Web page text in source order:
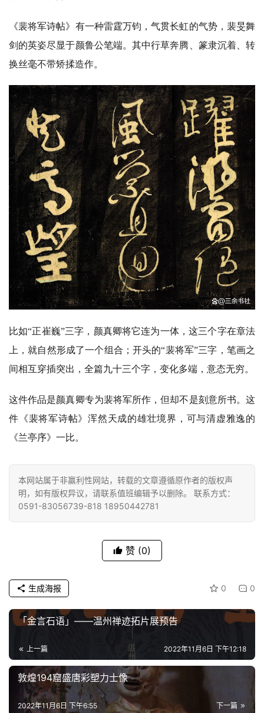
物
寺
院
巡
视
频
纪
佛
教
法
规
免
声
明
《裴将军诗帖》有一种雷霆万钧，气贯长虹的气势，裴旻舞
剑的英姿尽显于颜鲁公笔端。其中行草奔腾、篆隶沉着、转
换丝毫不带矫揉造作。
比如“正崔巍”三字，颜真卿将它连为一体，这三个字在章法
上，就自然形成了一个组合；开头的“裴将军”三字，笔画之
间相互穿插突出，全篇九十三个字，变化多端，意态无穷。
这件作品是颜真卿专为裴将军所作，但却不是刻意所书。这
件《裴将军诗帖》浑然天成的雄壮境界，可与清虚雅逸的
《兰亭序》一比。
本网站属于非赢利性网站，转载的文章遵循原作者的版权声
明，如有版权异议，请联系值班编辑予以删除。 联系方式：
0591-83056739-818 18950442781
赞 (0)
0 0
生成海报
「金言石语」——温州禅迹拓片展预告
上一篇 2022年11月6日 下午12:18
敦煌194窟盛唐彩塑力士像
下一篇
2022年11月6日 下午6:55